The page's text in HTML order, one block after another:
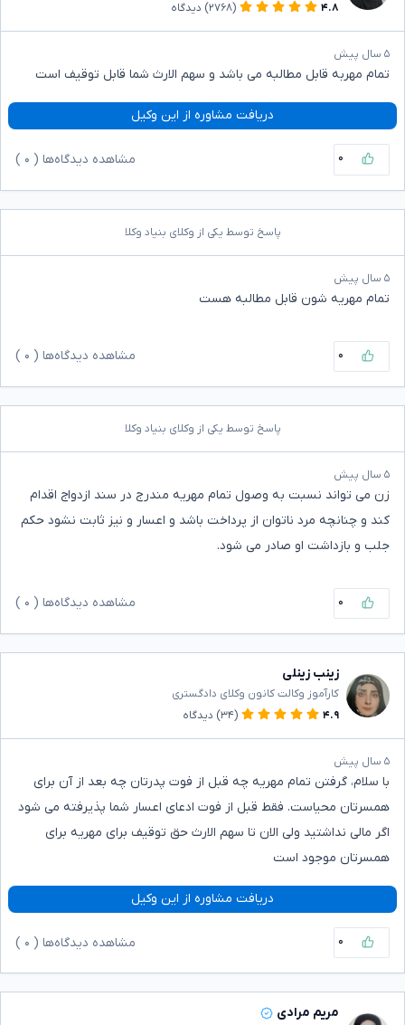
۴.۸
(۲۷۶۸) دیدگاه
۵ سال پیش
تمام مهربه قابل مطالبه می باشد و سهم الارث شما قابل توقیف است
دریافت مشاوره از این وکیل
۰ مشاهده دیدگاه‌ها ( ۰
پاسخ توسط یکی از وکلای بنیاد وکلا
۵ سال پیش
تمام مهریه شون قابل مطالبه هست
۰ مشاهده دیدگاه‌ها ( ۰
پاسخ توسط یکی از وکلای بنیاد وکلا
۵ سال پیش
زن می تواند نسبت به وصول تمام مهریه مندرج در سند ازدواج اقدام
کند و چنانچه مرد ناتوان از پرداخت باشد و اعسار و نیز ثابت نشود حکم
جلب و بازداشت او صادر می شود.
۰ مشاهده دیدگاه‌ها ( ۰
زینب زینلی
کارآموز وکالت کانون وکلای دادگستری
۴.۹
(۳۴) دیدگاه
۵ سال پیش
با سلام، گرفتن تمام مهریه چه قبل از فوت پدرتان چه بعد از آن برای
همسرتان محیاست. فقط قبل از فوت ادعای اعسار شما پذیرفته می شود
اگر مالی نداشتید ولی الان تا سهم الارث حق توقیف برای مهریه برای
همسرتان موجود است
دریافت مشاوره از این وکیل
۰ مشاهده دیدگاه‌ها ( ۰
مریم مرادی